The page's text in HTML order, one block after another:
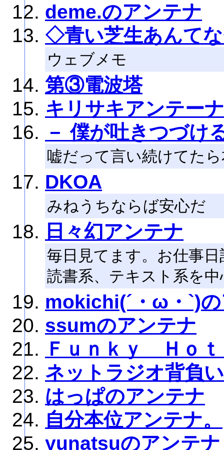
deme.のアンテナ
◇青い芝生あんて
ウェブメモ
第③電波塔
キリサキアンテーナ
－ 僕が吐きつづけ
嘘だって言い続けてた
DKOA
みねうちならば安心だ
日々幻アンテナ
毎日見てます。お仕事
読書系、テキスト系を
mokichi(´・ω・`)
ssumのアンテナ
Ｆｕｎｋｙ Ｈｏ
ネットラジオ背負
はっぱのアンテナ
自分本位アンテナ。
yunatsuのアンテナ